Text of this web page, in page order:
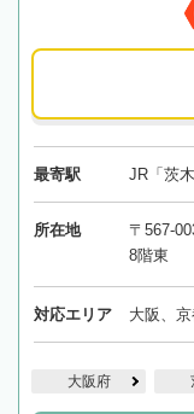
最寄駅 JR「茨
所在地
〒567-
8階東
対応エリア 大阪、
大阪府